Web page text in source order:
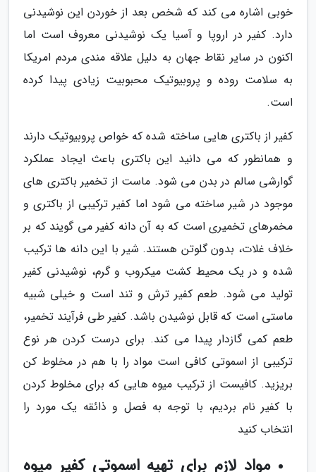
خوبی اشاره می کند که شخص بعد از خوردن این نوشیدنی
دارد. کفیر در اروپا و آسیا یک نوشیدنی معروف است اما
اکنون در سایر نقاط جهان به دلیل علاقه مندی مردم امریکا
به سلامت روده و پروبیوتیک محبوبیت زیادی پیدا کرده
است.
کفیر از باکتری هایی ساخته شده که خواص پروبیوتیک دارند
و همانطور که می دانید این باکتری باعث ایجاد عملکرد
گوارشی سالم در بدن می شود. ماست از تخمیر باکتری های
موجود در شیر ساخته می شود اما کفیر ترکیبی از باکتری و
مخمرهای تخمیری است که به آن دانه کفیر می گویند که بر
خلاف غلات، بدون گلوتن هستند. شیر با این دانه ها ترکیب
شده و در یک محیط کشت میکروب و گرم، نوشیدنی کفیر
تولید می شود. طعم کفیر ترش و تند است و خیلی شبیه
ماستی است که قابل نوشیدن باشد. کفیر طی فرآیند تخمیر،
طعم کمی گازدار پیدا می کند. برای درست کردن هر نوع
ترکیبی از اسموتی کافی است مواد را با هم در مخلوط کن
بریزید. کافیست از ترکیب میوه هایی که برای مخلوط کردن
با کفیر نام بردیم، با توجه به فصل و ذائقه یک مورد را
انتخاب کنید
مواد لازم برای تهیه اسموتی کفیر میوه